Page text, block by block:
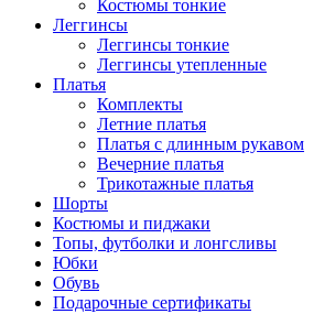
Костюмы тонкие
Леггинсы
Леггинсы тонкие
Леггинсы утепленные
Платья
Комплекты
Летние платья
Платья с длинным рукавом
Вечерние платья
Трикотажные платья
Шорты
Костюмы и пиджаки
Топы, футболки и лонгсливы
Юбки
Обувь
Подарочные сертификаты